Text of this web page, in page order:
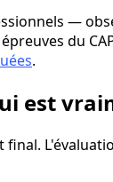
—
du
.
est
final.